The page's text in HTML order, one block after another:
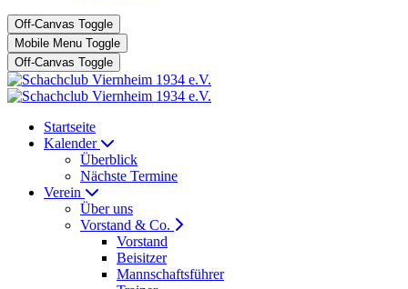
Off-Canvas Toggle
Mobile Menu Toggle
Off-Canvas Toggle
Startseite
Kalender
Überblick
Nächste Termine
Verein
Über uns
Vorstand & Co.
Vorstand
Beisitzer
Mannschaftsführer